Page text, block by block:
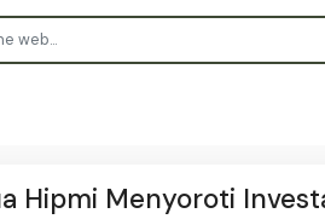
Hipmi Menyoroti